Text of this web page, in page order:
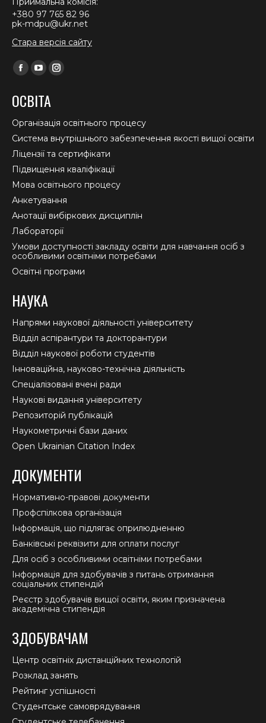
+380 97 765 82 96
pk-mdpu@ukr.net
Стара версія сайту
Find us on:
Facebook
opens
in
new
window
YouTube
opens
in
new
window
Instagram
in
new
window
ОСВІТА
Організація освітнього процесу
Система внутрішнього забезпечення якості вищої освіти
Ліцензії та сертифікати
Підвищення кваліфікації
Мова освітнього процесу
Анкетування
Анотації вибіркових дисциплін
Лабораторії
Умови доступності закладу освіти для навчання осіб з
особливими освітніми потребами
Освітні програми
НАУКА
Напрями наукової діяльності університету
Відділ аспірантури та докторантури
Відділ наукової роботи студентів
Інноваційна, науково-технічна діяльність
Спеціалізовані вчені ради
Наукові видання університету
Репозиторій публікацій
Наукометричні бази даних
Open Ukrainian Citation Index
ДОКУМЕНТИ
Нормативно-правові документи
Профспілкова організація
Інформація, що підлягає оприлюдненню
Банківські реквізити для оплати послуг
Для осіб з особливими освітніми потребами
Інформація для здобувачів з питань отримання
соціальних стипендій
Реєстр здобувачів вищої освіти, яким призначена
академічна стипендія
ЗДОБУВАЧАМ
Центр освітніх дистанційних технологій
Розклад занять
Рейтинг успішності
Студентське самоврядування